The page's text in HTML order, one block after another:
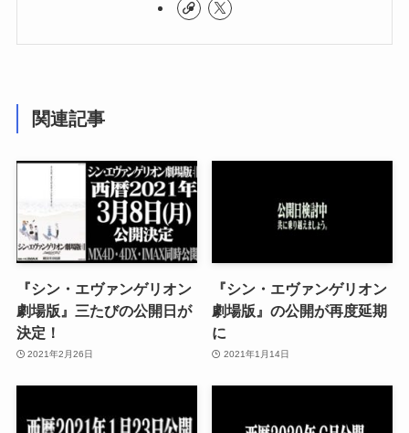
関連記事
『シン・エヴァンゲリオン
劇場版』三たびの公開日が
決定！
2021年2月26日
『シン・エヴァンゲリオン
劇場版』の公開が再度延期
に
2021年1月14日